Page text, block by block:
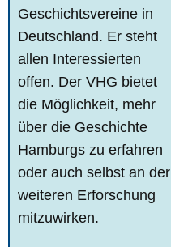
Geschichtsvereine in
Deutschland. Er steht
allen Interessierten
offen. Der VHG bietet
die Möglichkeit, mehr
über die Geschichte
Hamburgs zu erfahren
oder auch selbst an der
weiteren Erforschung
mitzuwirken.